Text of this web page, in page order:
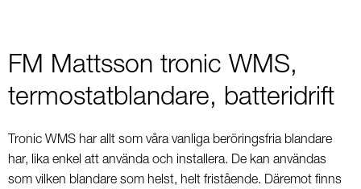
FM Mattsson tronic WMS,
termostatblandare, batteridrift
Tronic WMS har allt som våra vanliga beröringsfria blandare
har, lika enkel att använda och installera. De kan användas
som vilken blandare som helst, helt fristående. Däremot finns